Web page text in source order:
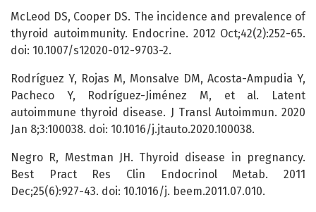
McLeod DS, Cooper DS. The incidence and prevalence of
thyroid autoimmunity. Endocrine. 2012 Oct;42(2):252-65.
doi: 10.1007/s12020-012-9703-2.
Rodríguez Y, Rojas M, Monsalve DM, Acosta-Ampudia Y,
Pacheco Y, Rodríguez-Jiménez M, et al. Latent
autoimmune thyroid disease. J Transl Autoimmun. 2020
Jan 8;3:100038. doi: 10.1016/j.jtauto.2020.100038.
Negro R, Mestman JH. Thyroid disease in pregnancy.
Best Pract Res Clin Endocrinol Metab. 2011
Dec;25(6):927-43. doi: 10.1016/j. beem.2011.07.010.